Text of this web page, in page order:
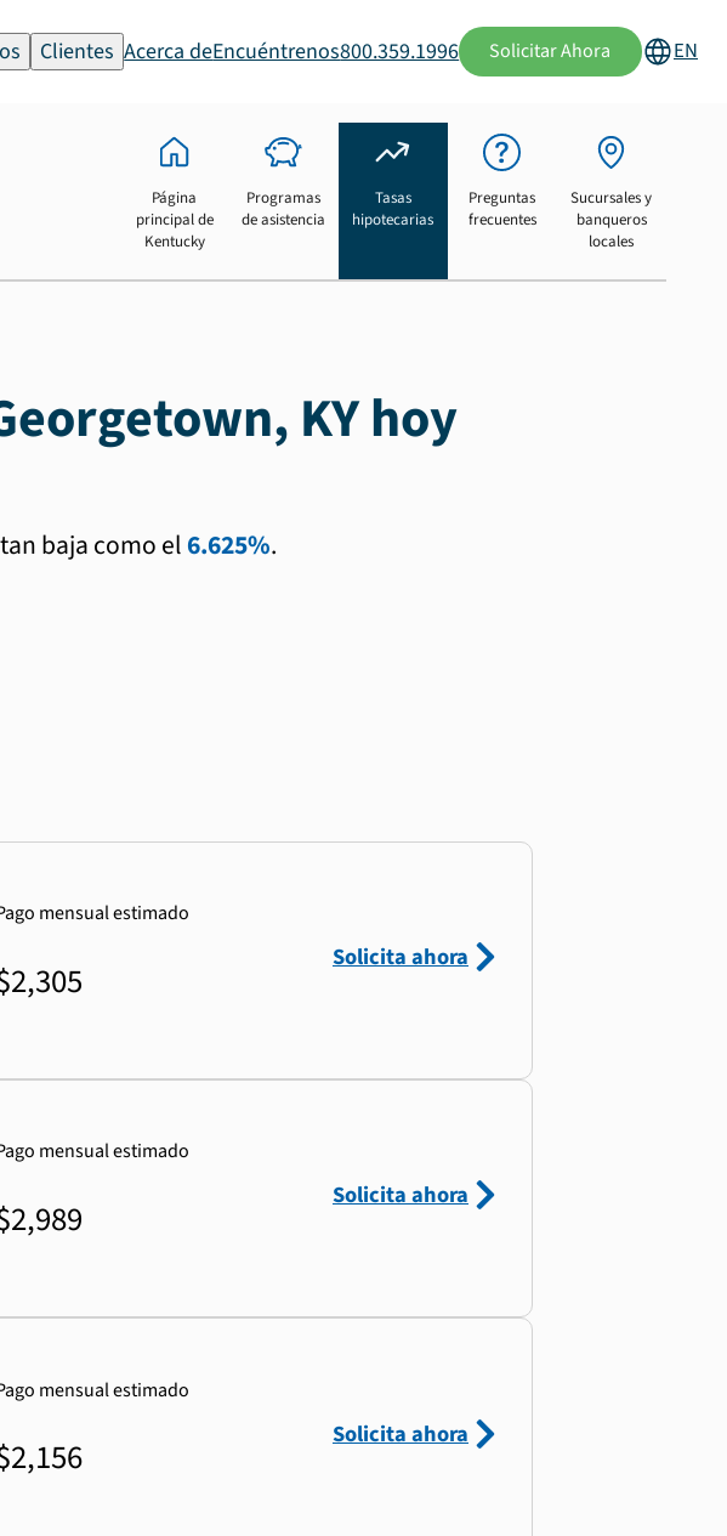
Clientes Acerca deEncuéntrenos800.359.1996 Solicitar Ahora EN
Página
principal de
Kentucky
Programas
de asistencia
Tasas
hipotecarias
Preguntas
frecuentes
Sucursales y
banqueros
locales
KY hoy
baja como el6.625%.
mensual estimado
Solicita ahora
mensual estimado
Solicita ahora
mensual estimado
Solicita ahora